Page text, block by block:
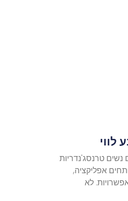
לווי
נשים טרנסג'נדריות
אפליקציה,
לא